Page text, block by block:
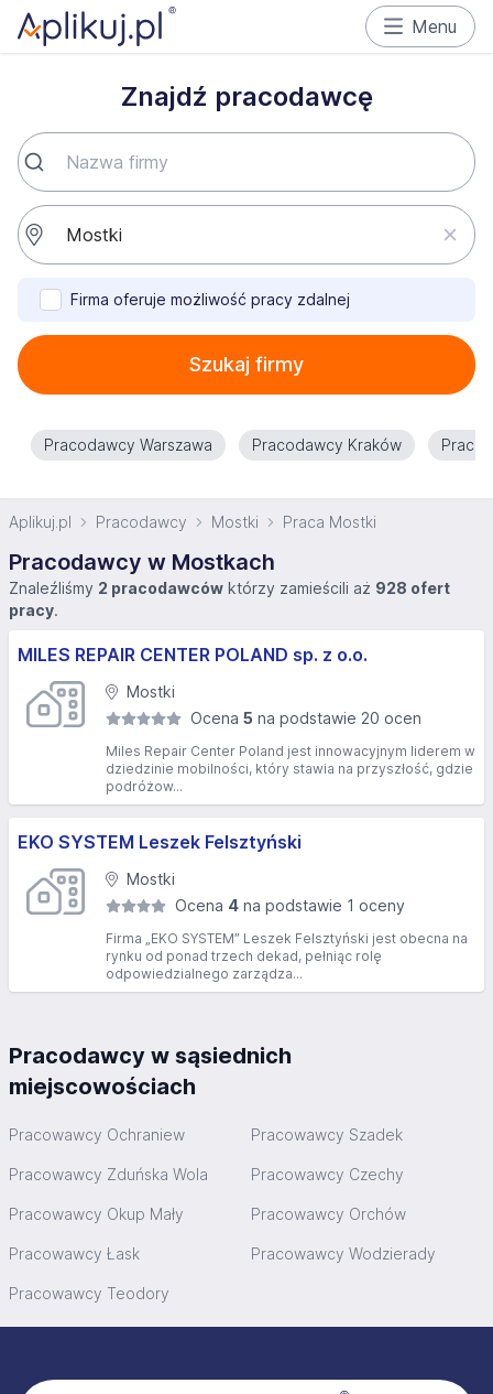
Menu
Znajdź pracodawcę
Firma oferuje możliwość pracy zdalnej
Szukaj firmy
Pracodawcy Warszawa Pracodawcy Kraków
Aplikuj.pl Pracodawcy Mostki Praca Mostki
Pracodawcy w Mostkach
Znaleźliśmy 2 pracodawców którzy zamieścili aż 928 ofert
pracy.
MILES REPAIR CENTER POLAND sp. z o.o.
Mostki
Ocena 5 na podstawie 20 ocen
Miles Repair Center Poland jest innowacyjnym liderem w
dziedzinie mobilności, który stawia na przyszłość, gdzie
podróżow...
EKO SYSTEM Leszek Felsztyński
Mostki
Ocena 4 na podstawie 1 oceny
Firma „EKO SYSTEM” Leszek Felsztyński jest obecna na
rynku od ponad trzech dekad, pełniąc rolę
odpowiedzialnego zarządza...
Pracodawcy w sąsiednich
miejscowościach
Pracowawcy Ochraniew Pracowawcy Szadek
Pracowawcy Zduńska Wola Pracowawcy Czechy
Pracowawcy Okup Mały Pracowawcy Orchów
Pracowawcy Łask Pracowawcy Wodzierady
Pracowawcy Teodory